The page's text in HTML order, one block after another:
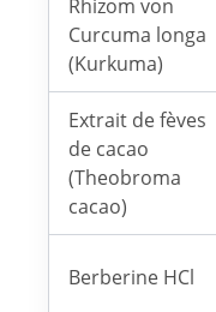
Rhizom von
Curcuma longa
(Kurkuma)
Extrait de fèves
de cacao
(Theobroma
cacao)
Berberine HCl